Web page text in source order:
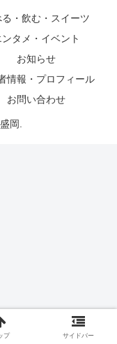
・飲む・スイーツ
ンタメ・イベント
お知らせ
情報・プロフィール
お問い合わせ
岡.
プ サイドバー